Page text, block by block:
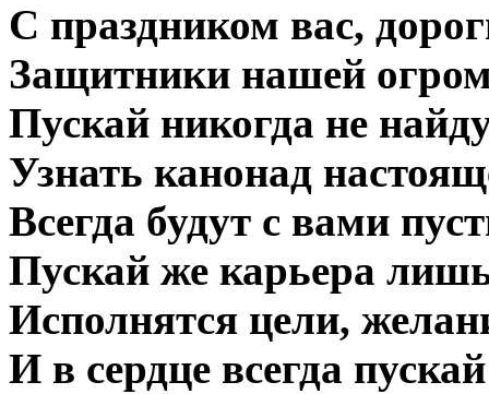
С праздником вас,
Защитники нашей
Пускай никогда не
Узнать канонад
Всегда будут с вами
Пускай же карьера
Исполнятся цели,
И в сердце всегда